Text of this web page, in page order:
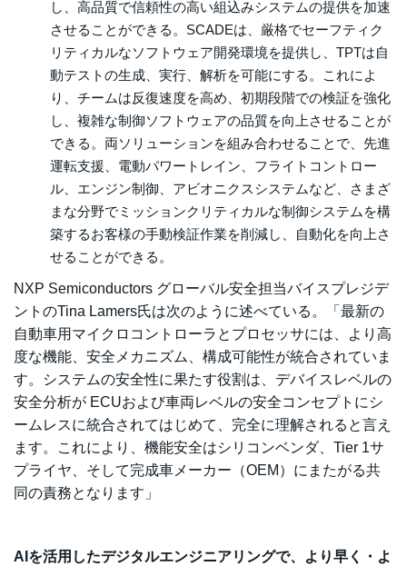
し、高品質で信頼性の高い組込みシステムの提供を加速
させることができる。SCADEは、厳格でセーフティク
リティカルなソフトウェア開発環境を提供し、TPTは自
動テストの生成、実行、解析を可能にする。これによ
り、チームは反復速度を高め、初期段階での検証を強化
し、複雑な制御ソフトウェアの品質を向上させることが
できる。両ソリューションを組み合わせることで、先進
運転支援、電動パワートレイン、フライトコントロー
ル、エンジン制御、アビオニクスシステムなど、さまざ
まな分野でミッションクリティカルな制御システムを構
築するお客様の手動検証作業を削減し、自動化を向上さ
せることができる。
NXP Semiconductors グローバル安全担当バイスプレジデ
ントのTina Lamers氏は次のように述べている。「最新の
自動車用マイクロコントローラとプロセッサには、より高
度な機能、安全メカニズム、構成可能性が統合されていま
す。システムの安全性に果たす役割は、デバイスレベルの
安全分析が ECUおよび車両レベルの安全コンセプトにシ
ームレスに統合されてはじめて、完全に理解されると言え
ます。これにより、機能安全はシリコンベンダ、Tier 1サ
プライヤ、そして完成車メーカー（OEM）にまたがる共
同の責務となります」
AIを活用したデジタルエンジニアリングで、より早く・よ